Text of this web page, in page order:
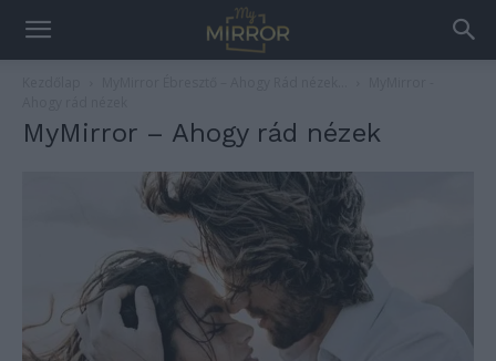
MyMirror – Ahogy rád nézek